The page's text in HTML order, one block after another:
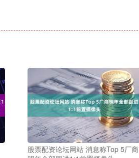
股票配资论坛网站 消息称Top 5厂商